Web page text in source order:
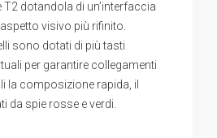
T2 dotandola di un’interfaccia
visivo più rifinito.
sono dotati di più tasti
per garantire collegamenti
la composizione rapida, il
da spie rosse e verdi.